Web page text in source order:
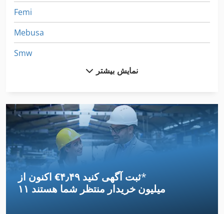
Femi
Mebusa
Smw
Wedeco
Wego
Wegoma
Wema
Wemas
نمایش بیشتر
اکنون از ‎€۴٫۴۹ ثبت آگهی کنید*
۱۱ میلیون خریدار منتظر شما هستند